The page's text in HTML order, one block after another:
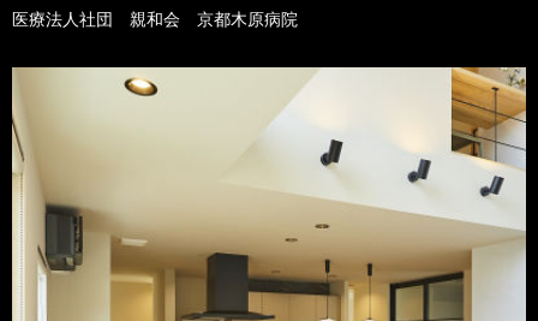
医療法人社団 親和会 京都木原病院